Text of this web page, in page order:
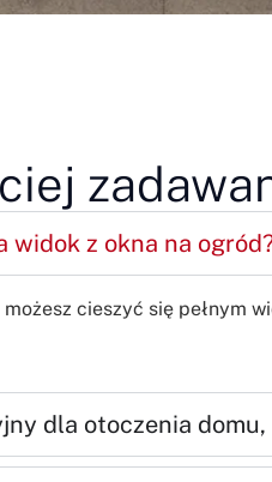
widok z okna na
cieszyć się pełnym
dla otoczenia